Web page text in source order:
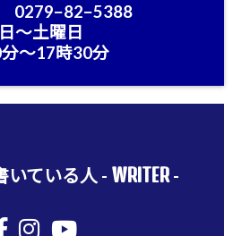
0279−82−5388
〜土曜日
〜17時30分
いている人 - WRITER-